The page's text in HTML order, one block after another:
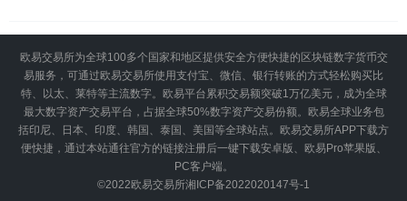
欧易交易所为全球100多个国家和地区提供安全方便快捷的区块链数字货币交
易服务，可通过欧易交易所使用支付宝、微信、银行转账的方式轻松购买比
特、以太、莱特等主流数字。欧易平台累积交易额突破1万亿美元，成为全球
最大数字资产交易平台，占据全球50%数字资产交易份额。欧易全球业务包
括印尼、日本、印度、韩国、泰国、美国等全球站点。欧易交易所APP下载方
便快捷，通过本站通往官方的链接注册后一键下载安卓版、欧易Pro苹果版、
PC客户端。
©2022欧易交易所湘ICP备2022020147号-1